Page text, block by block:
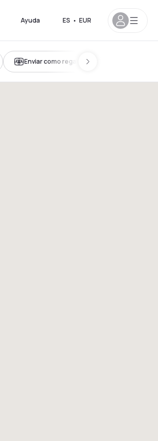
Ayuda ES • EUR
Enviar como regalo